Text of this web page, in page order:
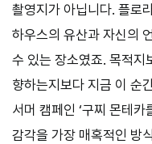
촬영지가 아닙니다. 플로
하우스의 유산과 자신의
수 있는 장소였죠. 목적지
향하는지보다 지금 이 순
서머 캠페인 ‘구찌 몬테
감각을 가장 매혹적인 방